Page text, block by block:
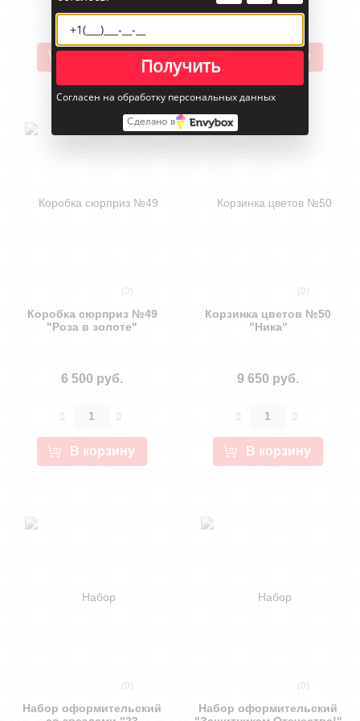
В корзину
(0)
Коробка сюрприз №49
"Роза в золоте"
6 500 руб.
В корзину
(0)
Корзинка цветов №50
"Ника"
9 650 руб.
В корзину
(0)
Набор оформительский
(0)
Набор оформительский
Получить
Согласен на обработку персональных данных
Сделано в